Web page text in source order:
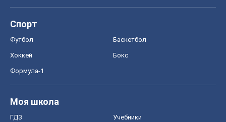
Спорт
Футбол Баскетбол
Хоккей Бокс
Формула-1
Моя школа
ГДЗ Учебники